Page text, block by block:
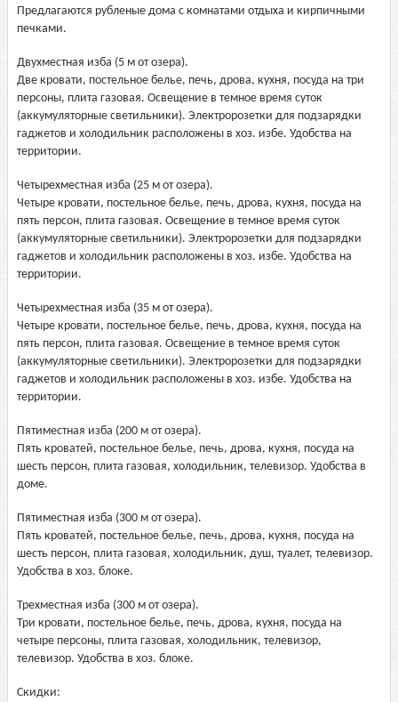
Предлагаются рубленые дома с комнатами отдыха и кирпичными
печками.
Двухместная изба (5 м от озера).
Две кровати, постельное белье, печь, дрова, кухня, посуда на три
персоны, плита газовая. Освещение в темное время суток
(аккумуляторные светильники). Электророзетки для подзарядки
гаджетов и холодильник расположены в хоз. избе. Удобства на
территории.
Четырехместная изба (25 м от озера).
Четыре кровати, постельное белье, печь, дрова, кухня, посуда на
пять персон, плита газовая. Освещение в темное время суток
(аккумуляторные светильники). Электророзетки для подзарядки
гаджетов и холодильник расположены в хоз. избе. Удобства на
территории.
Четырехместная изба (35 м от озера).
Четыре кровати, постельное белье, печь, дрова, кухня, посуда на
пять персон, плита газовая. Освещение в темное время суток
(аккумуляторные светильники). Электророзетки для подзарядки
гаджетов и холодильник расположены в хоз. избе. Удобства на
территории.
Пятиместная изба (200 м от озера).
Пять кроватей, постельное белье, печь, дрова, кухня, посуда на
шесть персон, плита газовая, холодильник, телевизор. Удобства в
доме.
Пятиместная изба (300 м от озера).
Пять кроватей, постельное белье, печь, дрова, кухня, посуда на
шесть персон, плита газовая, холодильник, душ, туалет, телевизор.
Удобства в хоз. блоке.
Трехместная изба (300 м от озера).
Три кровати, постельное белье, печь, дрова, кухня, посуда на
четыре персоны, плита газовая, холодильник, телевизор,
телевизор. Удобства в хоз. блоке.
Скидки: